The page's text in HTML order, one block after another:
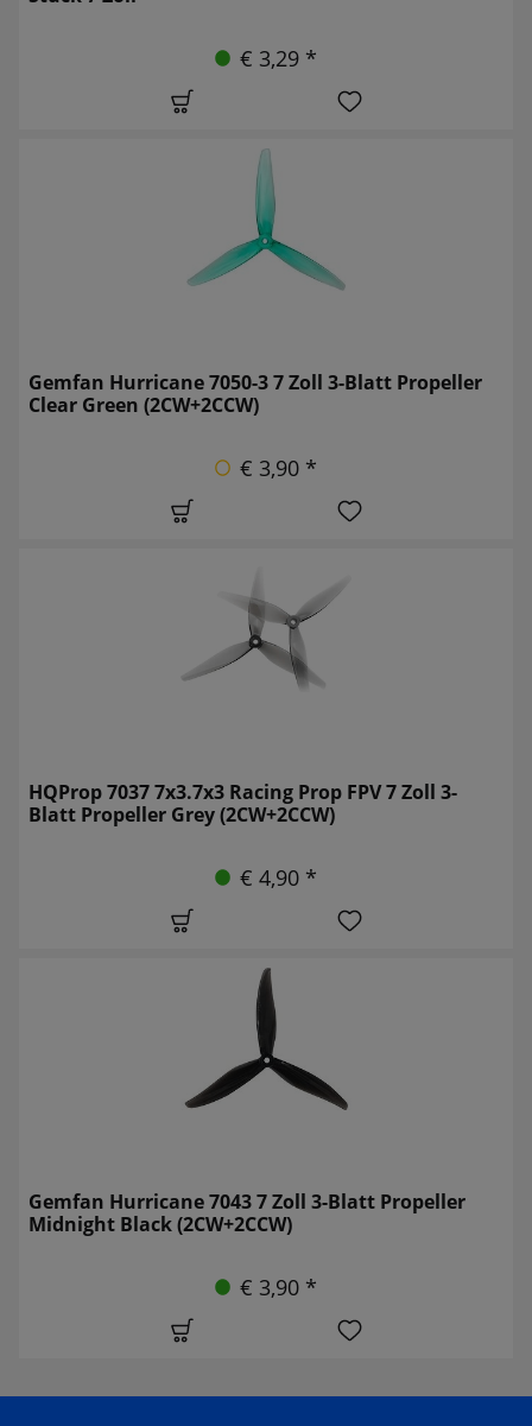
€ 3,29 *
Gemfan Hurricane 7050-3 7 Zoll 3-Blatt Propeller
Clear Green (2CW+2CCW)
€ 3,90 *
HQProp 7037 7x3.7x3 Racing Prop FPV 7 Zoll 3-
Blatt Propeller Grey (2CW+2CCW)
€ 4,90 *
Gemfan Hurricane 7043 7 Zoll 3-Blatt Propeller
Midnight Black (2CW+2CCW)
€ 3,90 *